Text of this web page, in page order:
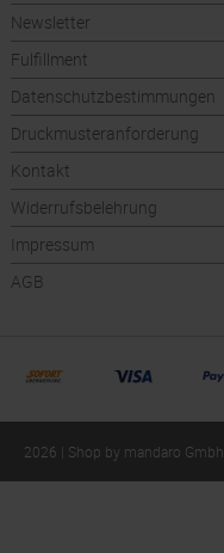
Newsletter
Fulfillment
Datenschutzbestimmungen
Druckmusteranforderung
Kontakt
Widerrufsbelehrung
Impressum
AGB
2026 | Shop by mandaro Gmbh